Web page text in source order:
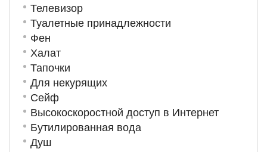
Телевизор
Туалетные принадлежности
Фен
Халат
Тапочки
Для некурящих
Сейф
Высокоскоростной доступ в Интернет
Бутилированная вода
Душ